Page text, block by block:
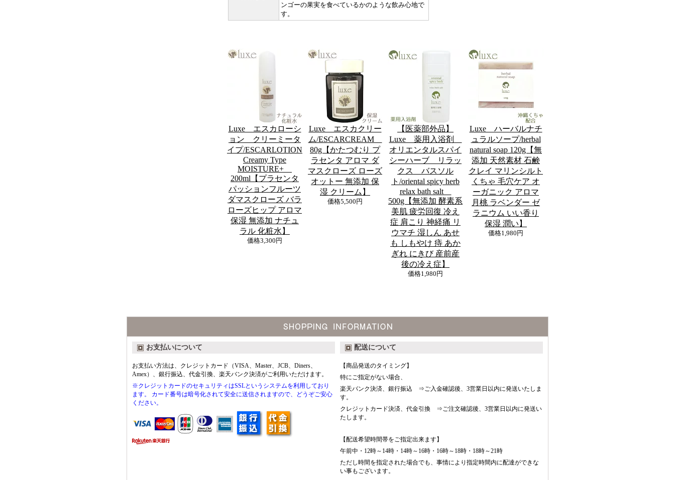
ンゴーの果実を食べているかのような飲み心地で
す。
Luxe エスカローシ
ョン クリーミータ
イプ/ESCARLOTION
Creamy Type
MOISTURE+
200ml【プラセンタ
パッションフルーツ
ダマスクローズ バラ
ローズヒップ アロマ
保湿 無添加 ナチュ
ラル 化粧水】
価格3,300円
Luxe エスカクリー
ム/ESCARCREAM
80g【かたつむり プ
ラセンタ アロマ ダ
マスクローズ ローズ
オットー 無添加 保
湿 クリーム】
価格5,500円
【医薬部外品】
Luxe 薬用入浴剤
オリエンタルスパイ
シーハーブ リラッ
クス バスソル
ト/oriental spicy herb
relax bath salt
500g【無添加 酵素系
美肌 疲労回復 冷え
症 肩こり 神経痛 リ
ウマチ 湿しん あせ
も しもやけ 痔 あか
ぎれ にきび 産前産
後の冷え症】
価格1,980円
Luxe ハーバルナチ
ュラルソープ/herbal
natural soap 120g【無
添加 天然素材 石鹸
クレイ マリンシルト
くちゃ 毛穴ケア オ
ーガニック アロマ
月桃 ラベンダー ゼ
ラニウム いい香り
保湿 潤い】
価格1,980円
お支払いについて 配送について
お支払い方法は、クレジットカード（VISA、Master、JCB、Diners、
Amex）、銀行振込、代金引換、楽天バンク決済がご利用いただけます。
※クレジットカードのセキュリティはSSLというシステムを利用しており
ます。 カード番号は暗号化されて安全に送信されますので、どうぞご安心
ください。
【商品発送のタイミング】
特にご指定がない場合、
楽天バンク決済、銀行振込 ⇒ご入金確認後、3営業日以内に発送いたしま
す。
クレジットカード決済、代金引換 ⇒ご注文確認後、3営業日以内に発送い
たします。
【配送希望時間帯をご指定出来ます】
午前中・12時～14時・14時～16時・16時～18時・18時～21時
ただし時間を指定された場合でも、事情により指定時間内に配達ができな
い事もございます。